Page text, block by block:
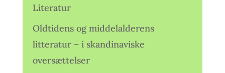
Literatur
Oldtidens og middelalderens
litteratur – i skandinaviske
oversættelser